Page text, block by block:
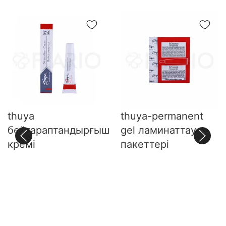
ұшыраған шаштар (хина бояуы, ағарту, Ағарту,
Пермь), кеуекті, түтіккен, сынғыш, бөлінген -
қастарды ұзақ уақыт сәндеу мүмкін емес,
қалпына келтіру кезеңінен өту қажет. Шаш
құрылымын қалпына келтіру үшін үйде thuya
арган майы бар қалпына келтіретін кремді,
сондай - ақ THUYA кірпіктері мен қастарын
ұсынылады.
Қастарды ұзақ мерзімді сәндеуге дайындық кезеңі.
thuya
бейтараптандырғыш
кремі
thuya-permanent
gel ламинаттау
пакеттері